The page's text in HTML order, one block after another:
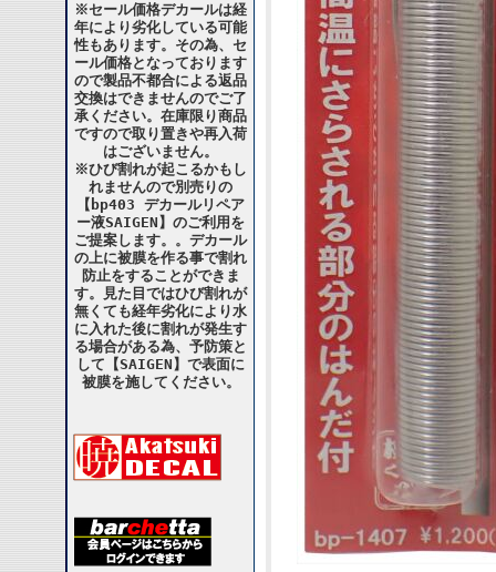
※セール価格デカールは経
年により劣化している可能
性もあります。その為、セ
ール価格となっております
ので製品不都合による返品
交換はできませんのでご了
承ください。在庫限り商品
ですので取り置きや再入荷
はございません。
※ひび割れが起こるかもし
れませんので別売りの
【bp403 デカールリペア
ー液SAIGEN】のご利用を
ご提案します。。デカール
の上に被膜を作る事で割れ
防止をすることができま
す。見た目ではひび割れが
無くても経年劣化により水
に入れた後に割れが発生す
る場合がある為、予防策と
して【SAIGEN】で表面に
被膜を施してください。